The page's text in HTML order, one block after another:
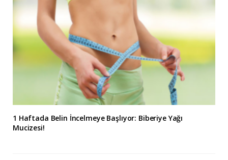
1 Haftada Belin İncelmeye Başlıyor: Biberiye Yağı
Mucizesi!